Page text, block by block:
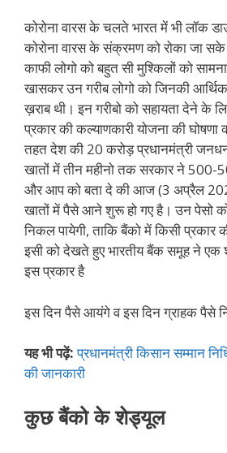
कोरोना वारस के चलते भारत में भी लॉक
कोरोना वारस के संक्रमण को रोका जा
काफी लोगो को बहुत सी मुश्किलों को
खासकर उन गरीब लोगो को जिनकी
ख़राब थी। इन गरीबो को सहायता देने के
प्रकार की कल्याणकारी योजना की
तहत देश की 20 करोड़ प्रधानमंत्री
खातों में तीन महीनो तक सरकार ने 500-
और आप को बता दे की आज (3 अप्रैल
खातों में पैसे आने शुरू हो गए है। उन पेसो
निकल पायेगी, ताकि बैंको में किसी प्रकार
इसी को देखते हुए भारतीय बैंक समूह ने एक
इस प्रकार है
इस दिन पैसे आयंगे व इस दिन ग्राहक पैसे
यह भी पढ़ें: प्रधानमंत्री किसान सम्मान
की जानकारी
कुछ बैंको के शेड्यूल